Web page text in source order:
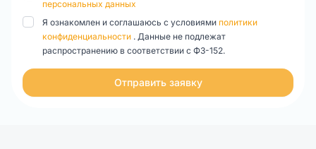
персональных данных
Я ознакомлен и соглашаюсь с условиями политики
конфиденциальности . Данные не подлежат
распространению в соответствии с ФЗ-152.
Отправить заявку